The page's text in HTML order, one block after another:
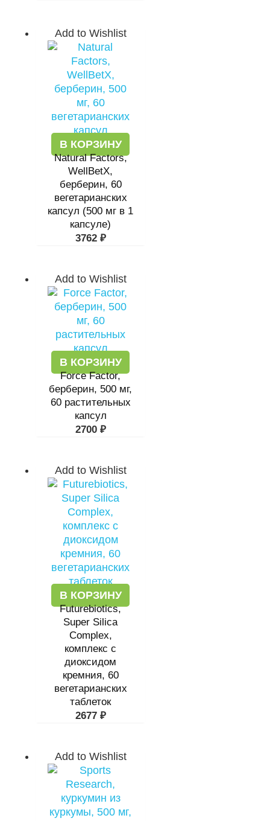
Add to Wishlist
В КОРЗИНУ
Natural Factors,
WellBetX,
берберин, 60
вегетарианских
капсул (500 мг в 1
капсуле)
3762 ₽
Add to Wishlist
В КОРЗИНУ
Force Factor,
берберин, 500 мг,
60 растительных
капсул
2700 ₽
Add to Wishlist
В КОРЗИНУ
Futurebiotics,
Super Silica
Complex,
комплекс с
диоксидом
кремния, 60
вегетарианских
таблеток
2677 ₽
Add to Wishlist